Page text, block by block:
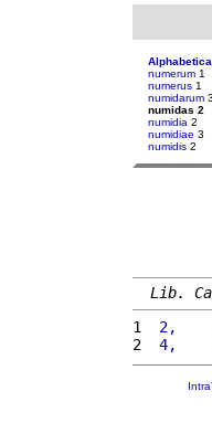
numerum 1
numerus 1
numidarum 3
numidas 2
numidia 2
numidiae 3
numidis 2
Lib.
1
2,
2
4,